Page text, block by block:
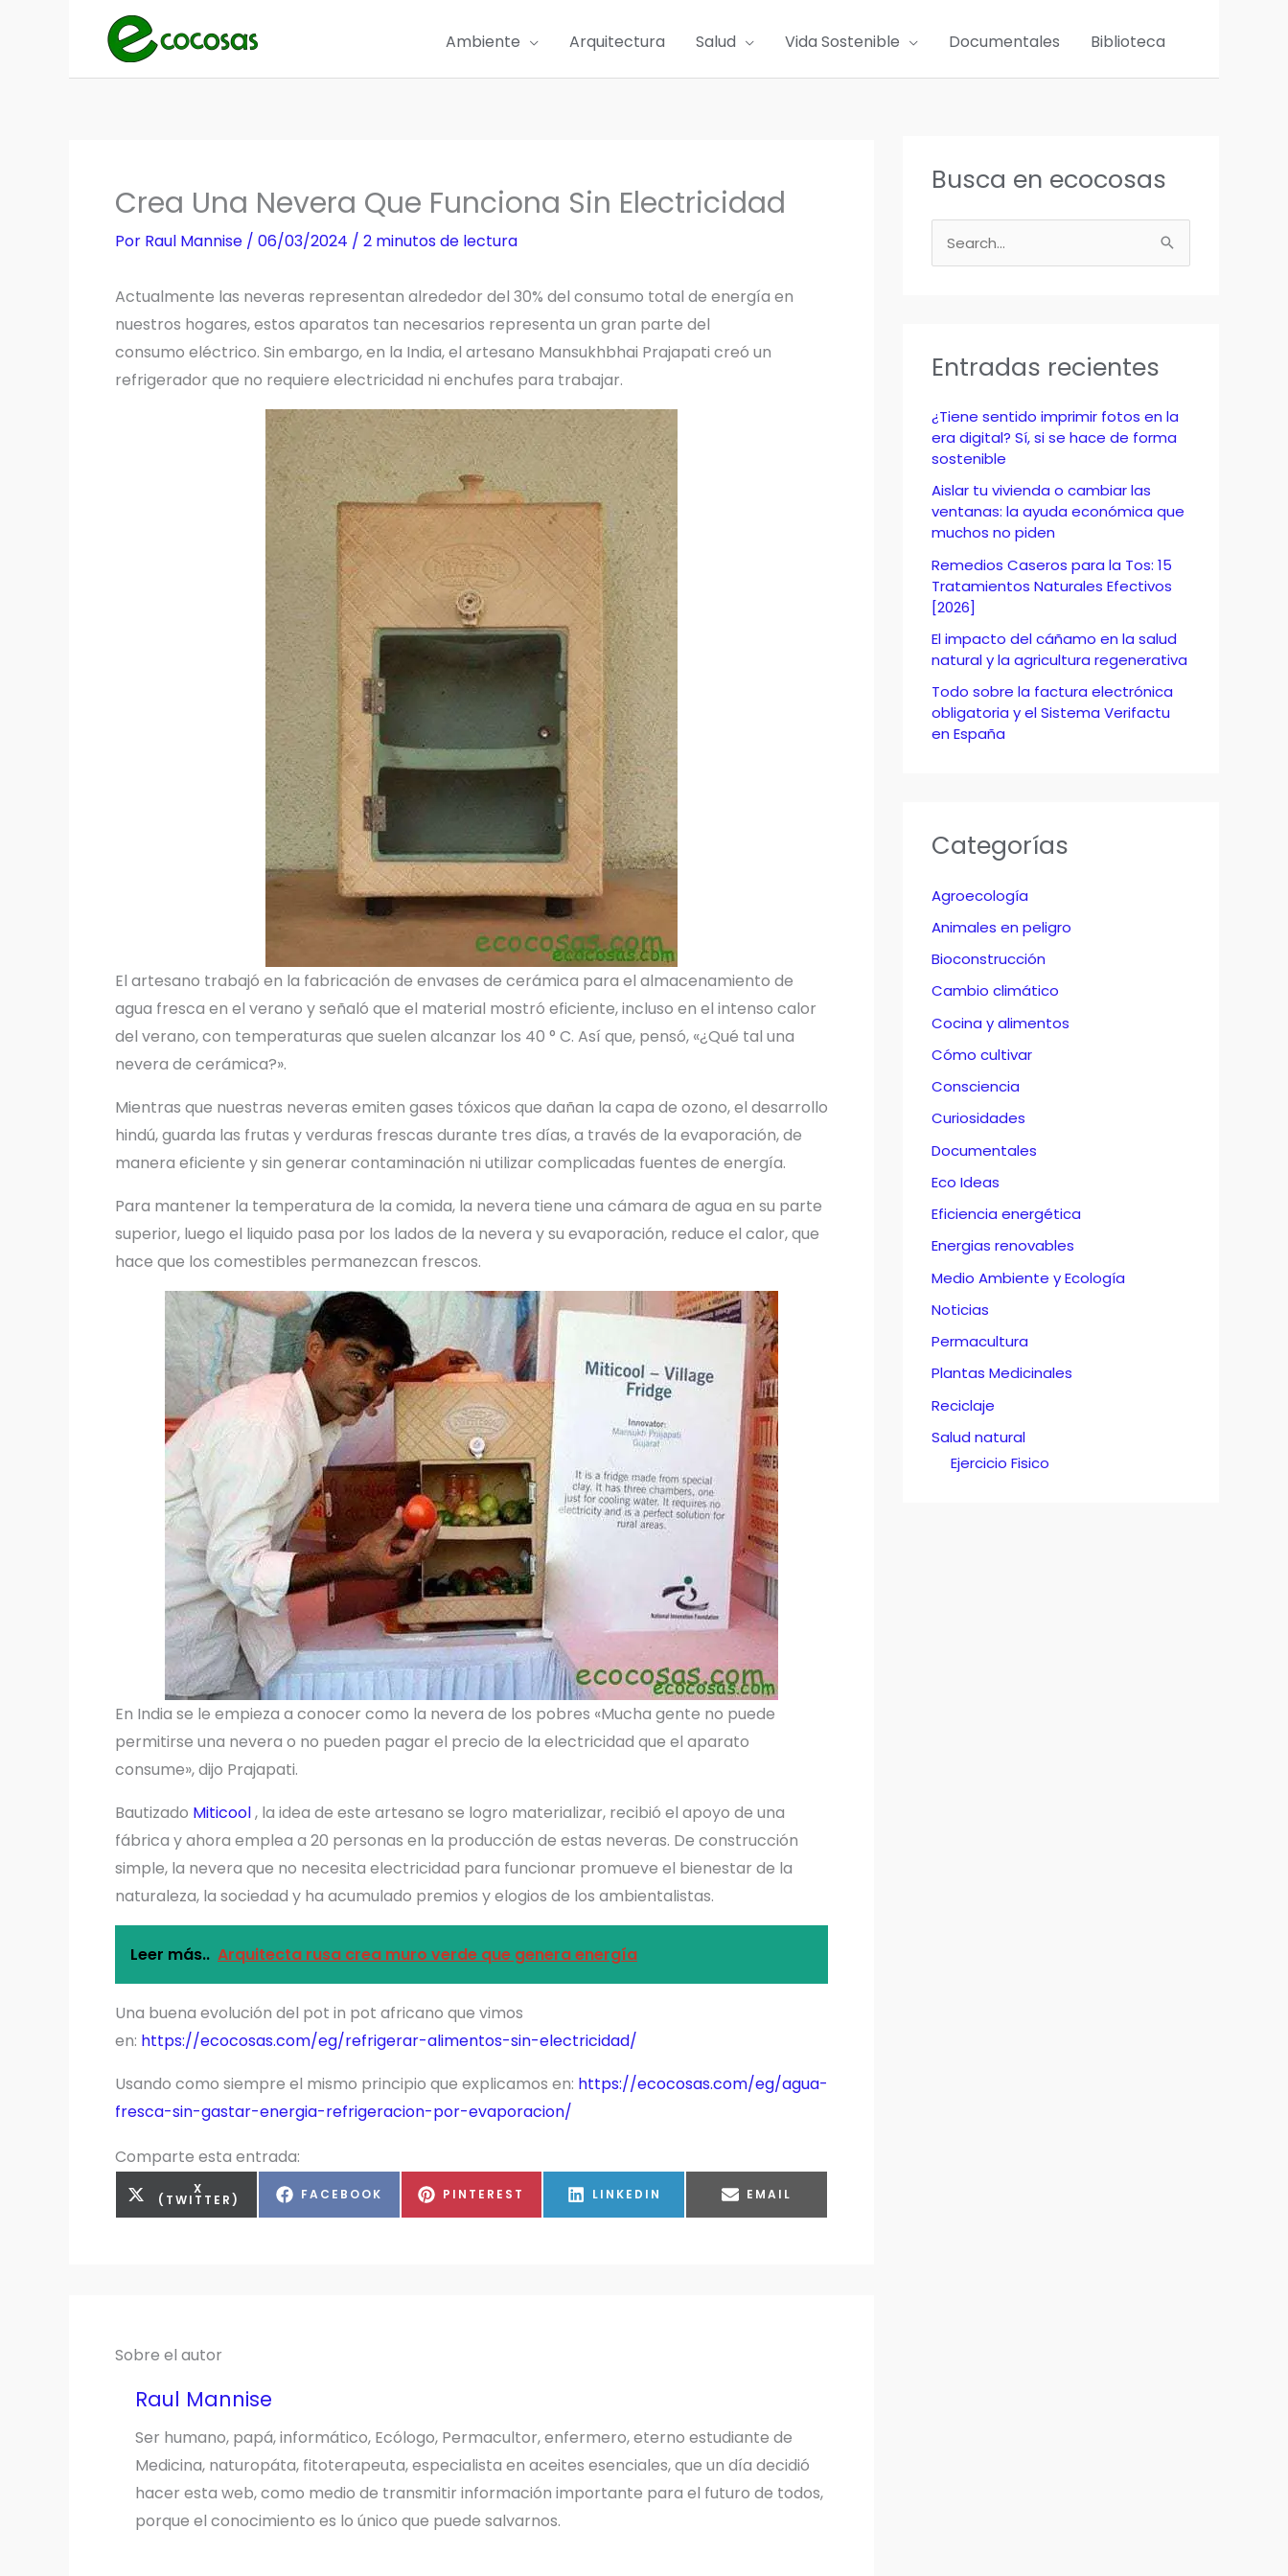
Ambiente Arquitectura Salud Vida Sostenible Documentales Biblioteca
Crea Una Nevera Que Funciona Sin Electricidad
Por Raul Mannise / 06/03/2024 / 2 minutos de lectura
Actualmente las neveras representan alrededor del 30% del consumo total de energía en
nuestros hogares, estos aparatos tan necesarios representa un gran parte del
consumo eléctrico. Sin embargo, en la India, el artesano Mansukhbhai Prajapati creó un
refrigerador que no requiere electricidad ni enchufes para trabajar.
El artesano trabajó en la fabricación de envases de cerámica para el almacenamiento de
agua fresca en el verano y señaló que el material mostró eficiente, incluso en el intenso calor
del verano, con temperaturas que suelen alcanzar los 40 ° C. Así que, pensó, «¿Qué tal una
nevera de cerámica?».
Mientras que nuestras neveras emiten gases tóxicos que dañan la capa de ozono, el desarrollo
hindú, guarda las frutas y verduras frescas durante tres días, a través de la evaporación, de
manera eficiente y sin generar contaminación ni utilizar complicadas fuentes de energía.
Para mantener la temperatura de la comida, la nevera tiene una cámara de agua en su parte
superior, luego el liquido pasa por los lados de la nevera y su evaporación, reduce el calor, que
hace que los comestibles permanezcan frescos.
En India se le empieza a conocer como la nevera de los pobres «Mucha gente no puede
permitirse una nevera o no pueden pagar el precio de la electricidad que el aparato
consume», dijo Prajapati.
Bautizado Miticool, la idea de este artesano se logro materializar, recibió el apoyo de una
fábrica y ahora emplea a 20 personas en la producción de estas neveras. De construcción
simple, la nevera que no necesita electricidad para funcionar promueve el bienestar de la
naturaleza, la sociedad y ha acumulado premios y elogios de los ambientalistas.
Leer más.. Arquitecta rusa crea muro verde que genera energía
Una buena evolución del pot in pot africano que vimos
en: https://ecocosas.com/eg/refrigerar-alimentos-sin-electricidad/
Usando como siempre el mismo principio que explicamos en: https://ecocosas.com/eg/agua-
fresca-sin-gastar-energia-refrigeracion-por-evaporacion/
Comparte esta entrada:
COMPARTIR
EN
X
(TWITTER) COMPARTIR
FACEBOOK COMPARTIR
PINTEREST COMPARTIR
LINKEDIN COMPARTIR
EMAIL
Sobre el autor
Raul Mannise
Ser humano, papá, informático, Ecólogo, Permacultor, enfermero, eterno estudiante de
Medicina, naturopáta, fitoterapeuta, especialista en aceites esenciales, que un día decidió
hacer esta web, como medio de transmitir información importante para el futuro de todos,
porque el conocimiento es lo único que puede salvarnos.
Busca en ecocosas
u
r
o
r
:
Entradas recientes
¿Tiene sentido imprimir fotos en la
era digital? Sí, si se hace de forma
sostenible
Aislar tu vivienda o cambiar las
ventanas: la ayuda económica que
muchos no piden
Remedios Caseros para la Tos: 15
Tratamientos Naturales Efectivos
[2026]
El impacto del cáñamo en la salud
natural y la agricultura regenerativa
Todo sobre la factura electrónica
obligatoria y el Sistema Verifactu
en España
Categorías
Agroecología
Animales en peligro
Bioconstrucción
Cambio climático
Cocina y alimentos
Cómo cultivar
Consciencia
Curiosidades
Documentales
Eco Ideas
Eficiencia energética
Energias renovables
Medio Ambiente y Ecología
Noticias
Permacultura
Plantas Medicinales
Reciclaje
Salud natural
Ejercicio Fisico